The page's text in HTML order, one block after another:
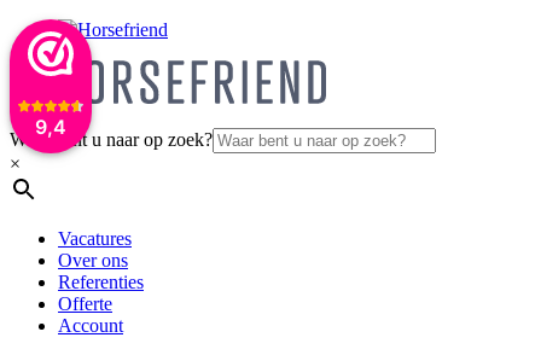
9,4
Waar bent u naar op zoek?
×
Vacatures
Over ons
Referenties
Offerte
Account